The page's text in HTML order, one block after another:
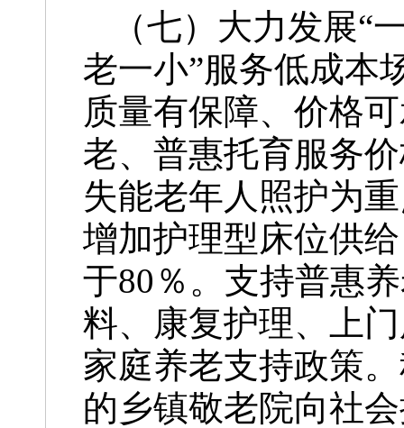
（七）大力发展“
老一小”服务低成本
质量有保障、价格
老、普惠托育服务
失能老年人照护为
增加护理型床位供
于80％。支持普惠
料、康复护理、上
家庭养老支持政策
的乡镇敬老院向社